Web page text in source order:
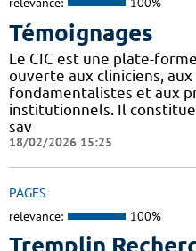
Témoignages
Le CIC est une plate-
ouverte aux cliniciens,
fondamentalistes et aux
institutionnels. Il
sav
18/02/2026 15:25
PAGES
relevance: 100%
Tremplin